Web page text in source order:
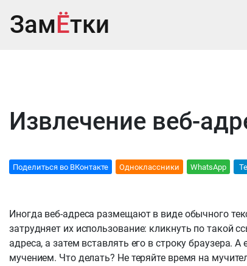
ЗамЁтки
Извлечение веб-
Поделиться во ВКонтакте Oдноклассники WhatsApp
Иногда веб-адреса размещают в виде обычного
затрудняет их использование: кликнуть по такой
адреса, а затем вставлять его в строку браузера.
мучением. Что делать? Не теряйте время на